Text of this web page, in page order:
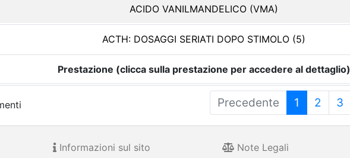
ACIDO VANILMANDELICO (VMA)
ACTH: DOSAGGI SERIATI DOPO STIMOLO (5)
Prestazione (clicca sulla prestazione per accedere al dettaglio)
Precedente 1 2 3
Informazioni sul sito Note Legali